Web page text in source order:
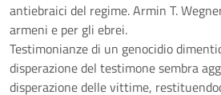
antiebraici del regime. Armin T.
armeni e per gli ebrei.
Testimonianze di un genocidio
disperazione del testimone sembra
disperazione delle vittime,